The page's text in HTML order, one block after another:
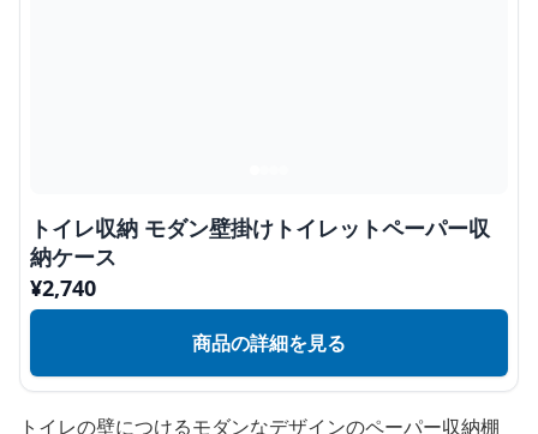
トイレ収納 モダン壁掛けトイレットペーパー収
納ケース
¥2,740
商品の詳細を見る
トイレの壁につけるモダンなデザインのペーパー収納棚